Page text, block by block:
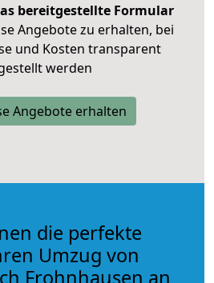
bereitgestellte Formular
Angebote zu erhalten, bei
und Kosten transparent
werden
Angebote erhalten
die perfekte
Umzug von
Frohnhausen an